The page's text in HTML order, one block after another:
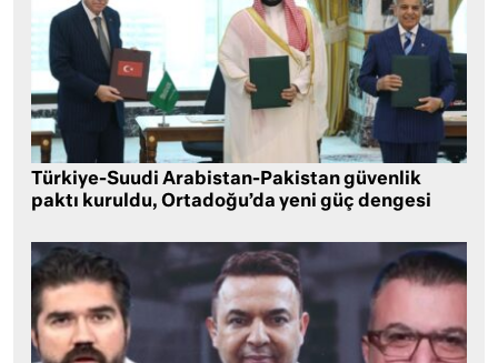
Türkiye-Suudi Arabistan-Pakistan güvenlik
paktı kuruldu, Ortadoğu’da yeni güç dengesi